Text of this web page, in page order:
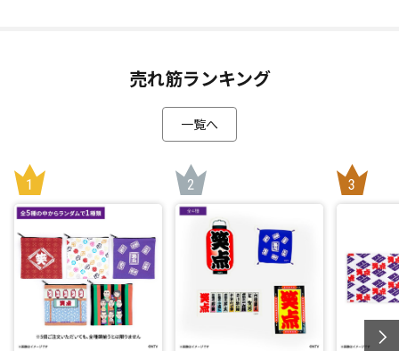
売れ筋ランキング
一覧へ